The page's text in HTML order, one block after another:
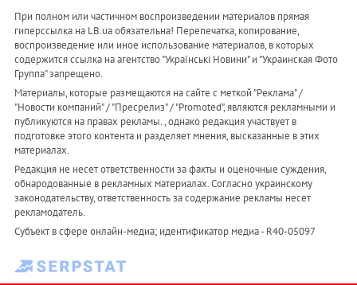
При полном или частичном воспроизведении материалов прямая
гиперссылка на LB.ua обязательна! Перепечатка, копирование,
воспроизведение или иное использование материалов, в которых
содержится ссылка на агентство "Українськi Новини" и "Украинская Фото
Группа" запрещено.
Материалы, которые размещаются на сайте с меткой "Реклама" /
"Новости компаний" / "Пресрелиз" / "Promoted", являются рекламными и
публикуются на правах рекламы. , однако редакция участвует в
подготовке этого контента и разделяет мнения, высказанные в этих
материалах.
Редакция не несет ответственности за факты и оценочные суждения,
обнародованные в рекламных материалах. Согласно украинскому
законодательству, ответственность за содержание рекламы несет
рекламодатель.
Субъект в сфере онлайн-медиа; идентификатор медиа - R40-05097